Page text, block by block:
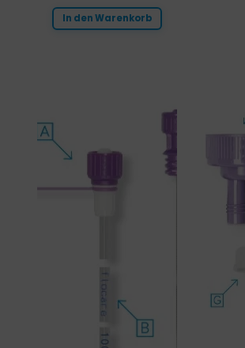
In den Warenkorb